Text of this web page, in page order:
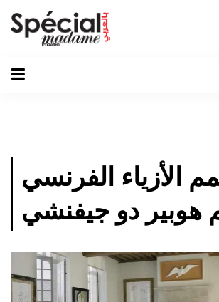
الأزياء الفرنسي
هوبير دو جيفنشي